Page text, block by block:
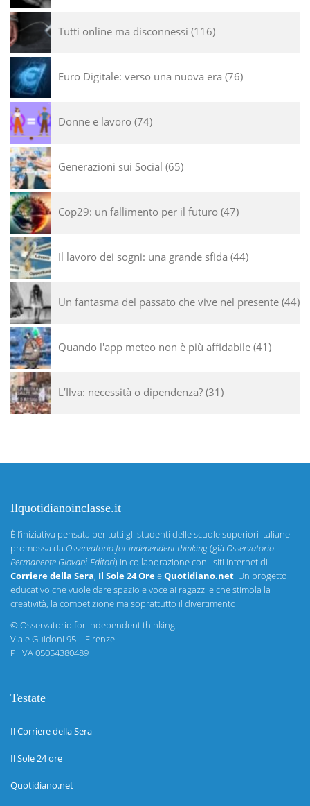
Tutti online ma disconnessi 116
Euro Digitale: verso una nuova era 76
Donne e lavoro 74
Generazioni sui Social 65
Cop29: un fallimento per il futuro 47
Il lavoro dei sogni: una grande sfida 44
Un fantasma del passato che vive nel presente 44
Quando l'app meteo non è più affidabile 41
L’Ilva: necessità o dipendenza? 31
Ilquotidianoinclasse.it
È l’iniziativa pensata per tutti gli studenti delle scuole superiori italiane
promossa da Osservatorio for independent thinking(già Osservatorio
Permanente Giovani-Editori) in collaborazione con i siti internet di
Corriere della Sera, Il Sole 24 OreeQuotidiano.net. Un progetto
educativo che vuole dare spazio e voce ai ragazzi e che stimola la
creatività, la competizione ma soprattutto il divertimento.
©Osservatorio for independent thinking
Viale Guidoni 95 – Firenze
P. IVA 05054380489
Testate
Il Corriere della Sera
Il Sole 24 ore
Quotidiano.net